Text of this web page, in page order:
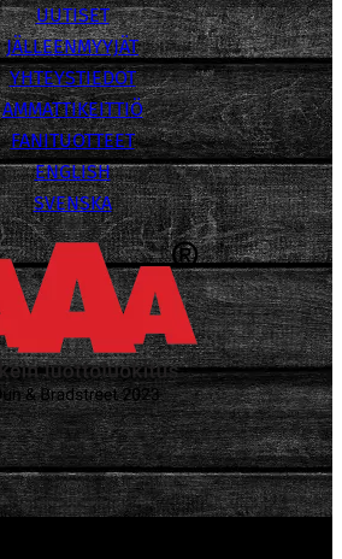
UUTISET
JÄLLEENMYYJÄT
YHTEYSTIEDOT
AMMATTIKEITTIÖ
FANITUOTTEET
ENGLISH
SVENSKA